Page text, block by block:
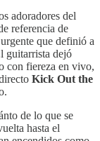
adoradores del
referencia de
que definió a
guitarrista dejó
con fiereza en vivo,
Kick Out the
de lo que se
hasta el